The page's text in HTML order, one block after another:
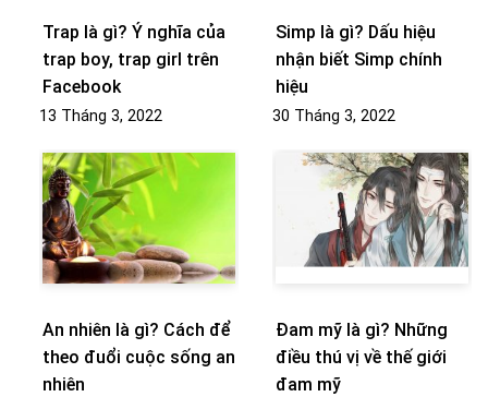
Trap là gì? Ý nghĩa của
trap boy, trap girl trên
Facebook
13 Tháng 3, 2022
Simp là gì? Dấu hiệu
nhận biết Simp chính
hiệu
30 Tháng 3, 2022
An nhiên là gì? Cách để
theo đuổi cuộc sống an
nhiên
Đam mỹ là gì? Những
điều thú vị về thế giới
đam mỹ